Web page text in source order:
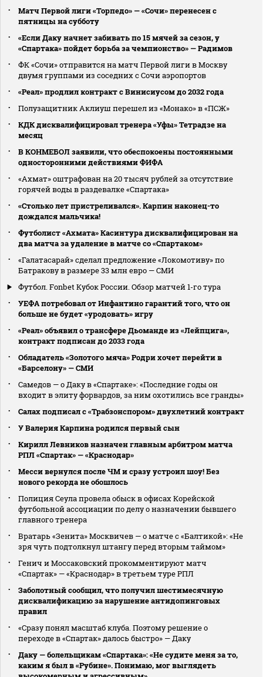
Матч Первой лиги «Торпедо» — «Сочи» перенесен с
пятницы на субботу
«Если Даку начнет забивать по 15 мячей за сезон, у
«Спартака» пойдет борьба за чемпионство» — Радимов
ФК «Сочи» отправится на матч Первой лиги в Москву
двумя группами из соседних с Сочи аэропортов
«Реал» продлил контракт с Винисиусом до 2032 года
Полузащитник Аклиуш перешел из «Монако» в «ПСЖ»
КДК дисквалифицировал тренера «Уфы» Тетрадзе на
месяц
В КОНМЕБОЛ заявили, что обеспокоены постоянными
односторонними действиями ФИФА
«Ахмат» оштрафован на 20 тысяч рублей за отсутствие
горячей воды в раздевалке «Спартака»
«Столько лет пристреливался». Карпин наконец-то
дождался мальчика!
Футболист «Ахмата» Касинтура дисквалифицирован на
два матча за удаление в матче со «Спартаком»
«Галатасарай» сделал предложение «Локомотиву» по
Батракову в размере 33 млн евро — СМИ
Футбол. Fonbet Кубок России. Обзор матчей 1-го тура
УЕФА потребовал от Инфантино гарантий того, что он
больше не будет «уродовать» игру
«Реал» объявил о трансфере Дьоманде из «Лейпцига»,
контракт подписан до 2033 года
Обладатель «Золотого мяча» Родри хочет перейти в
«Барселону» — СМИ
Самедов — о Даку в «Спартаке»: «Последние годы он
входит в элиту форвардов, за ним охотились все гранды»
Салах подписал с «Трабзонспором» двухлетний контракт
У Валерия Карпина родился первый сын
Кирилл Левников назначен главным арбитром матча
РПЛ «Спартак» — «Краснодар»
Месси вернулся после ЧМ и сразу устроил шоу! Без
нового рекорда не обошлось
Полиция Сеула провела обыск в офисах Корейской
футбольной ассоциации по делу о назначении бывшего
главного тренера
Вратарь «Зенита» Москвичев — о матче с «Балтикой»: «Не
зря чуть подтолкнул штангу перед вторым таймом»
Генич и Моссаковский прокомментируют матч
«Спартак» — «Краснодар» в третьем туре РПЛ
Заболотный сообщил, что получил шестимесячную
дисквалификацию за нарушение антидопинговых
правил
«Сразу понял масштаб клуба. Поэтому решение о
переходе в «Спартак» далось быстро» — Даку
Даку — болельщикам «Спартака»: «Не судите меня за то,
каким я был в «Рубине». Понимаю, мог выглядеть